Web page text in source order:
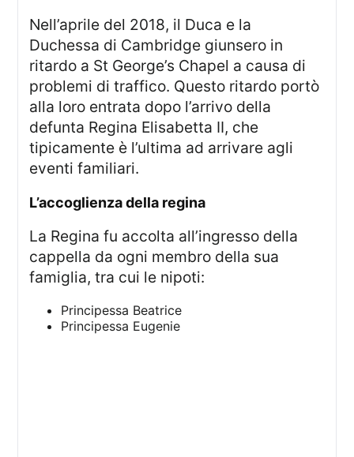
Nell’aprile del 2018, il Duca e la
Duchessa di Cambridge giunsero in
ritardo a St George’s Chapel a causa di
problemi di traffico. Questo ritardo portò
alla loro entrata dopo l’arrivo della
defunta Regina Elisabetta II, che
tipicamente è l’ultima ad arrivare agli
eventi familiari.
l’accoglienza della regina
La Regina fu accolta all’ingresso della
cappella da ogni membro della sua
famiglia, tra cui le nipoti:
Principessa Beatrice
Principessa Eugenie